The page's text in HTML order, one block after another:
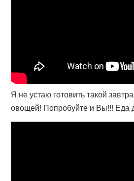
Я не устаю готовить такой
овощей! Попробуйте и Вы!!! Еда